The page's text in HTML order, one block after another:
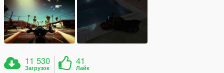
11 530
Загрузок
41
Лайк